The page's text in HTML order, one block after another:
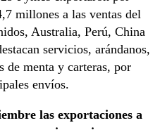
millones a las ventas del
Australia, Perú, China
servicios, arándanos,
de menta y carteras, por
envíos.
las exportaciones a